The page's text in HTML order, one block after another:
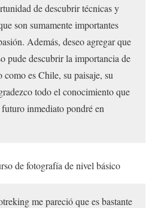
de descubrir técnicas y
son sumamente importantes
Además, deseo agregar que
pude descubrir la importancia de
es Chile, su paisaje, su
todo el conocimiento que
inmediato pondré en
de fotografía de nivel básico
me pareció que es bastante